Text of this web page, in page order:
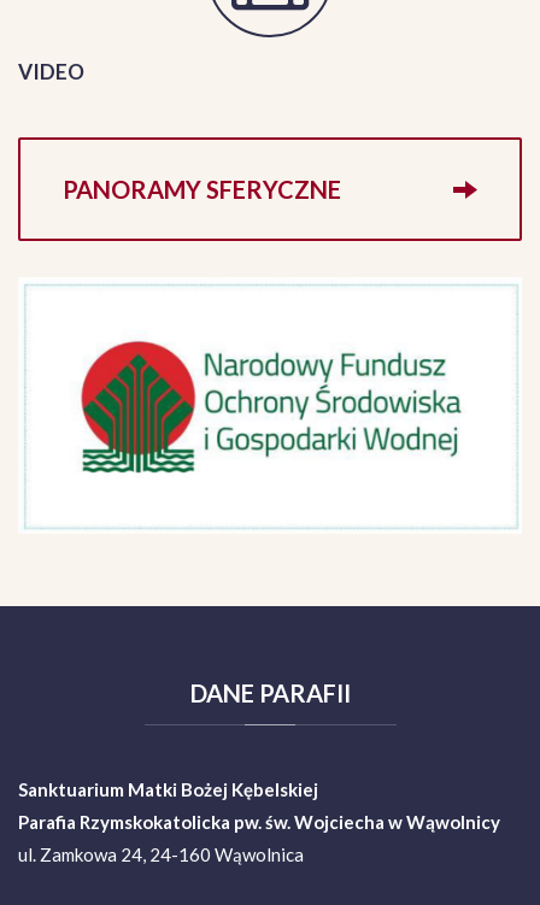
VIDEO
PANORAMY SFERYCZNE
DANE PARAFII
Sanktuarium Matki Bożej Kębelskiej
Parafia Rzymskokatolicka pw. św. Wojciecha w Wąwolnicy
ul. Zamkowa 24, 24-160 Wąwolnica